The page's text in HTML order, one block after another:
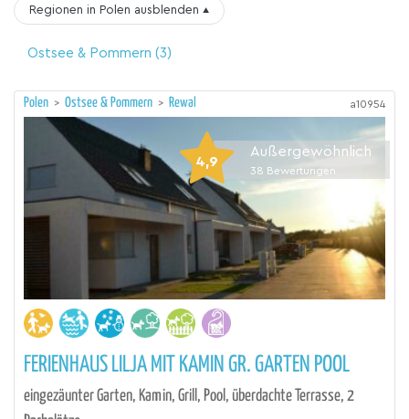
Regionen in Polen ausblenden ▴
Ostsee & Pommern (3)
Polen > Ostsee & Pommern > Rewal a10954
4,9
Außergewöhnlich
38 Bewertungen
FERIENHAUS LILJA MIT KAMIN GR. GARTEN POOL
eingezäunter Garten, Kamin, Grill, Pool, überdachte Terrasse, 2